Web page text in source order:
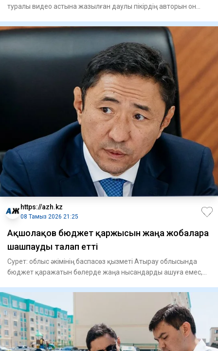
туралы видео астына жазылған даулы пікірдің авторын он
https://azh.kz
08 Тамыз 2026 21:25
Ақшолақов бюджет қаржысын жаңа жобаларға
шашпауды талап етті
Сурет: облыс әкімінің баспасөз қызметі Атырау облысында
бюджет қаражатын бөлерде жаңа нысандарды ашуға емес,